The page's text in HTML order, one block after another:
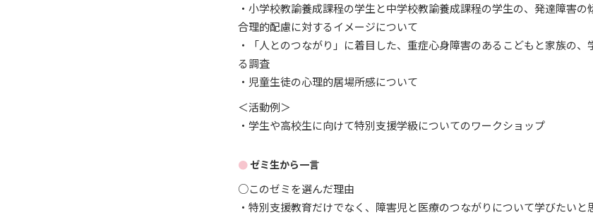
・小学校教諭養成課程の学生と中学校教諭養成課程の学生の、発達障害
合理的配慮に対するイメージについて
・「人とのつながり」に着目した、重症心身障害のあるこどもと家族の
る調査
・児童生徒の心理的居場所感について
＜活動例＞
・学生や高校生に向けて特別支援学級についてのワークショップ
ゼミ生から一言
○このゼミを選んだ理由
・特別支援教育だけでなく、障害児と医療のつながりについて学びたいと